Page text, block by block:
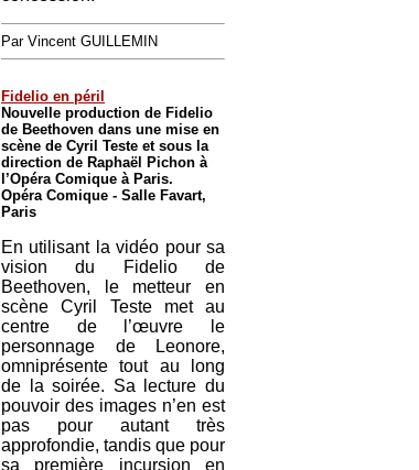
Par Vincent GUILLEMIN
Fidelio en péril
Nouvelle production de Fidelio
de Beethoven dans une mise en
scène de Cyril Teste et sous la
direction de Raphaël Pichon à
l’Opéra Comique à Paris.
Opéra Comique - Salle Favart,
Paris
En utilisant la vidéo pour sa
vision du Fidelio de
Beethoven, le metteur en
scène Cyril Teste met au
centre de l’œuvre le
personnage de Leonore,
omniprésente tout au long
de la soirée. Sa lecture du
pouvoir des images n’en est
pas pour autant très
approfondie, tandis que pour
sa première incursion en